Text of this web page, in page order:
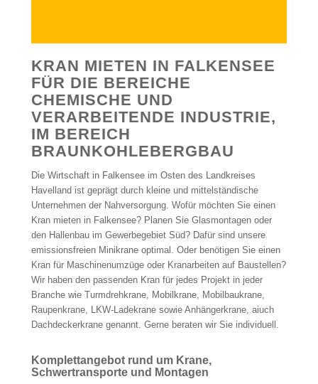
KRAN MIETEN IN FALKENSEE
FÜR DIE BEREICHE
CHEMISCHE UND
VERARBEITENDE INDUSTRIE,
IM BEREICH
BRAUNKOHLEBERGBAU
Die Wirtschaft in Falkensee im Osten des Landkreises
Havelland ist geprägt durch kleine und mittelständische
Unternehmen der Nahversorgung. Wofür möchten Sie einen
Kran mieten in Falkensee? Planen Sie Glasmontagen oder
den Hallenbau im Gewerbegebiet Süd? Dafür sind unsere
emissionsfreien Minikrane optimal. Oder benötigen Sie einen
Kran für Maschinenumzüge oder Kranarbeiten auf Baustellen?
Wir haben den passenden Kran für jedes Projekt in jeder
Branche wie Turmdrehkrane, Mobilkrane, Mobilbaukrane,
Raupenkrane, LKW-Ladekrane sowie Anhängerkrane, aiuch
Dachdeckerkrane genannt. Gerne beraten wir Sie individuell.
Komplettangebot rund um Krane,
Schwertransporte und Montagen